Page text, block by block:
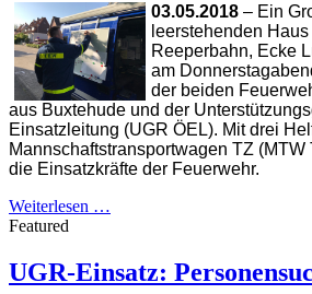
03.05.2018 – Ein
leerstehenden
Reeperbahn, Ecke
am
der beiden
aus Buxtehude und der
Einsatzleitung (UGR ÖEL). Mit drei
Mannschaftstransportwagen TZ
die Einsatzkräfte der Feuerwehr.
Weiterlesen …
Featured
UGR-Einsatz: